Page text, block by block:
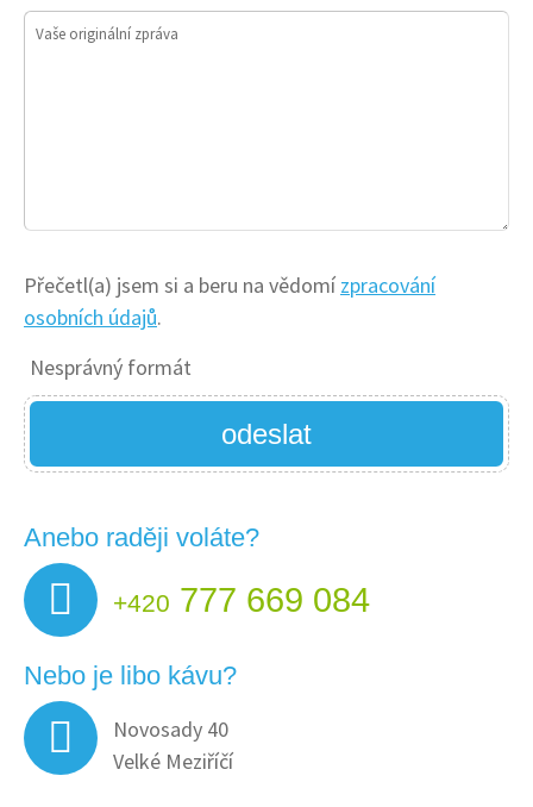
Vaše originální zpráva
Přečetl(a) jsem si a beru na vědomí zpracování
osobních údajů.
Nesprávný formát
odeslat
Anebo raději voláte?
+420 777 669 084
Nebo je libo kávu?
Novosady 40
Velké Meziříčí